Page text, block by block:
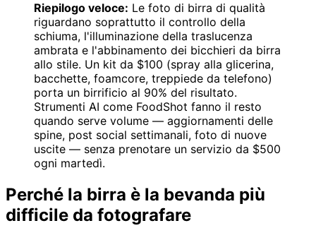
Riepilogo veloce: Le foto di birra di qualità
riguardano soprattutto il controllo della
schiuma, l'illuminazione della traslucenza
ambrata e l'abbinamento dei bicchieri da birra
allo stile. Un kit da $100 (spray alla glicerina,
bacchette, foamcore, treppiede da telefono)
porta un birrificio al 90% del risultato.
Strumenti AI come FoodShot fanno il resto
quando serve volume — aggiornamenti delle
spine, post social settimanali, foto di nuove
uscite — senza prenotare un servizio da $500
ogni martedì.
Perché la birra è la bevanda più
difficile da fotografare